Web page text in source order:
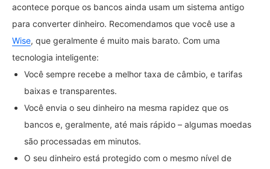
acontece porque os bancos ainda usam um sistema antigo
para converter dinheiro. Recomendamos que você use a
Wise, que geralmente é muito mais barato. Com uma
tecnologia inteligente:
Você sempre recebe a melhor taxa de câmbio, e tarifas
baixas e transparentes.
Você envia o seu dinheiro na mesma rapidez que os
bancos e, geralmente, até mais rápido – algumas moedas
são processadas em minutos.
O seu dinheiro está protegido com o mesmo nível de